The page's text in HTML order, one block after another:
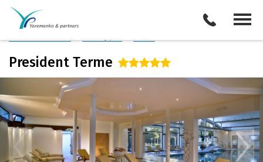
Италия
Описание отеля
President Terme